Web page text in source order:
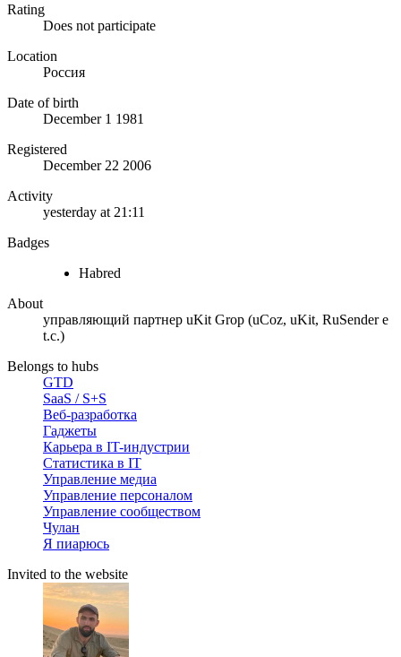
Rating
Does not participate
Location
Россия
Date of birth
December 1 1981
Registered
December 22 2006
Activity
yesterday at 21:11
Badges
Habred
About
управляющий партнер uKit Grop (uCoz, uKit, RuSender e
t.c.)
Belongs to hubs
GTD
SaaS / S+S
Веб-разработка
Гаджеты
Карьера в IT-индустрии
Статистика в IT
Управление медиа
Управление персоналом
Управление сообществом
Чулан
Я пиарюсь
Invited to the website